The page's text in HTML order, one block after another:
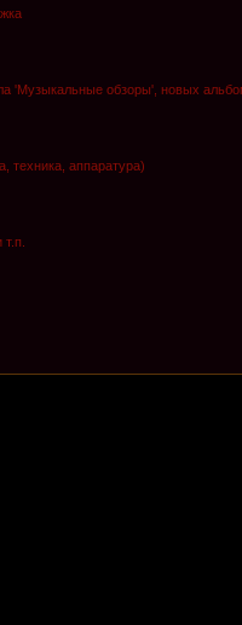
'Музыкальные обзоры', новых
техника, аппаратура)